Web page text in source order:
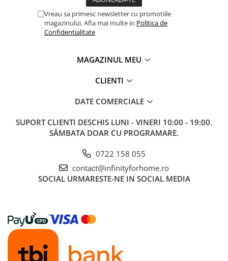
Vreau sa primesc newsletter cu promotiile
magazinului. Afla mai multe in Politica de
Confidentialitate
MAGAZINUL MEU
CLIENTI
DATE COMERCIALE
SUPORT CLIENTI DESCHIS LUNI - VINERI 10:00 - 19:00.
SÂMBATA DOAR CU PROGRAMARE.
0722 158 055
contact@infinityforhome.ro
SOCIAL URMARESTE-NE IN SOCIAL MEDIA